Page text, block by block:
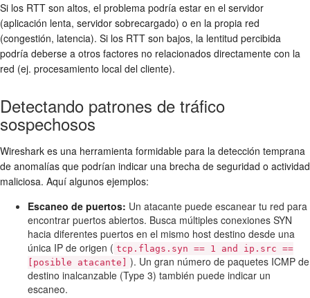
Si los RTT son altos, el problema podría estar en el servidor
(aplicación lenta, servidor sobrecargado) o en la propia red
(congestión, latencia). Si los RTT son bajos, la lentitud percibida
podría deberse a otros factores no relacionados directamente con la
red (ej. procesamiento local del cliente).
Detectando patrones de tráfico
sospechosos
Wireshark es una herramienta formidable para la detección temprana
de anomalías que podrían indicar una brecha de seguridad o actividad
maliciosa. Aquí algunos ejemplos:
Escaneo de puertos: Un atacante puede escanear tu red para
encontrar puertos abiertos. Busca múltiples conexiones SYN
hacia diferentes puertos en el mismo host destino desde una
única IP de origen ( tcp.flags.syn == 1 and ip.src ==
[posible atacante]
). Un gran número de paquetes ICMP de
destino inalcanzable (Type 3) también puede indicar un
escaneo.